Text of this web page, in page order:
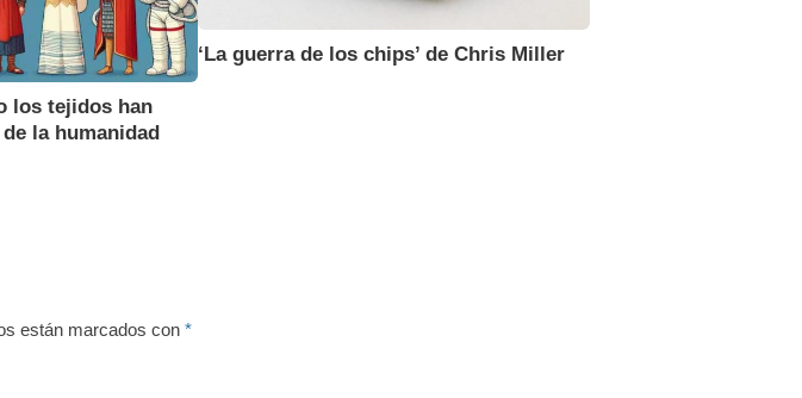
los tejidos han
la humanidad
‘La guerra de los chips’ de Chris Miller
están marcados con *